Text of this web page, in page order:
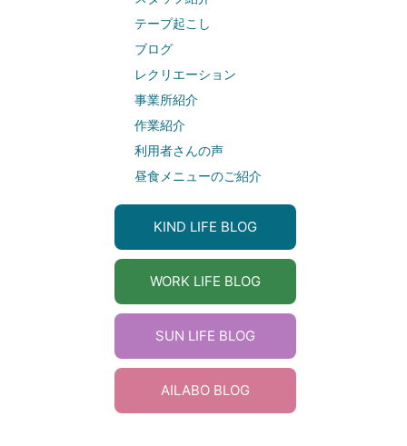
テープ起こし
ブログ
レクリエーション
事業所紹介
作業紹介
利用者さんの声
昼食メニューのご紹介
KIND LIFE BLOG
WORK LIFE BLOG
SUN LIFE BLOG
AILABO BLOG